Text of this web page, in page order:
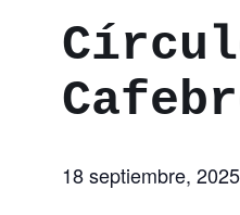
18 septiembre, 2025